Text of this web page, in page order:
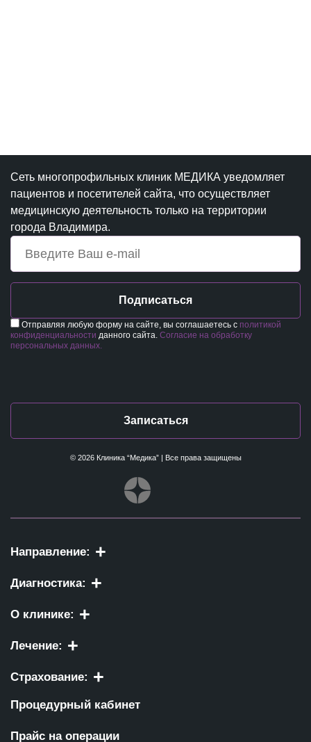
© 2026 Клиника “Медика” | Все права защищены
Записаться
Подписаться
Отправляя любую форму на сайте, вы соглашаетесь с политикой
конфиденциальности данного сайта. Согласие на обработку
персональных данных.
Сеть многопрофильных клиник МЕДИКА уведомляет
пациентов и посетителей сайта, что осуществляет
медицинскую деятельность только на территории
города Владимира.
Направление:
Диагностика:
О клинике:
Лечение:
Страхование:
Процедурный кабинет
Прайс на операции